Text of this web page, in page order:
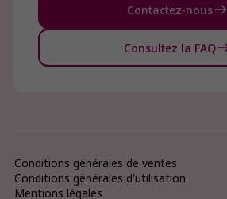
Contactez-nous
Consultez la FAQ
Conditions générales de ventes
Conditions générales d'utilisation
Mentions légales